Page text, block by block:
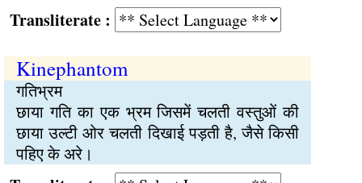
:
Kinephantom
गतिभ्रम
छाया गति का एक भ्रम जिसमें चलती वस्तुओं की
छाया उल्टी ओर चलती दिखाई पड़ती है, जैसे किसी
पहिए के अरे।